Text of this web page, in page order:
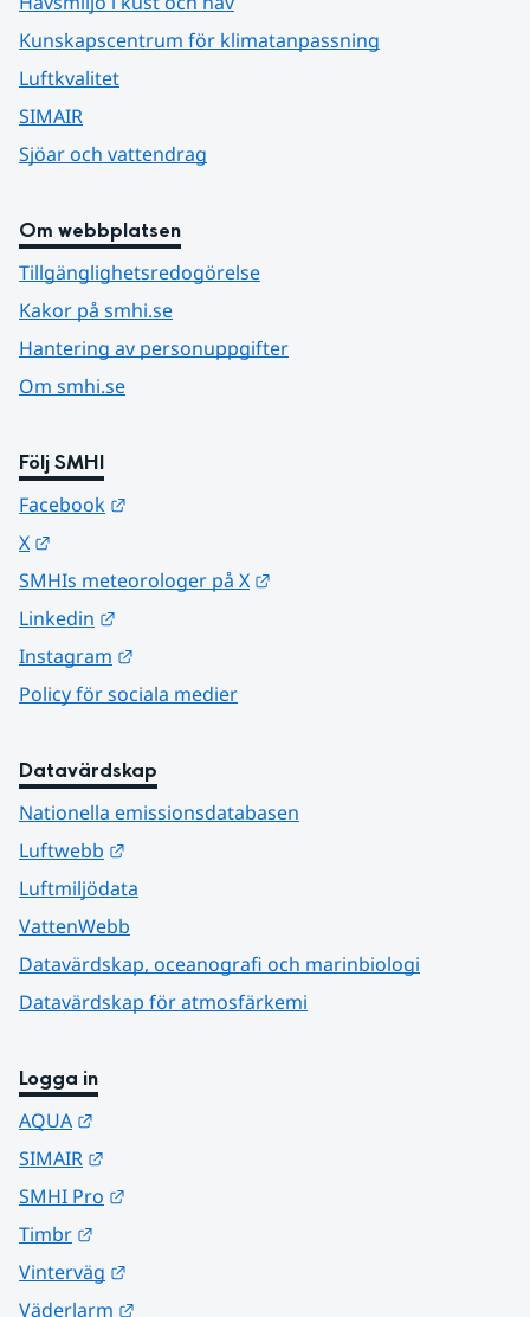
Kunskapscentrum för klimatanpassning
Luftkvalitet
SIMAIR
Sjöar och vattendrag
Om webbplatsen
Tillgänglighetsredogörelse
Kakor på smhi.se
Hantering av personuppgifter
Om smhi.se
Följ SMHI
Facebook
X
SMHIs meteorologer på X
Linkedin
Instagram
Policy för sociala medier
Datavärdskap
Nationella emissionsdatabasen
Luftwebb
Luftmiljödata
VattenWebb
Datavärdskap, oceanografi och marinbiologi
Datavärdskap för atmosfärkemi
Logga in
AQUA
SIMAIR
SMHI Pro
Timbr
Vinterväg
Väderlarm